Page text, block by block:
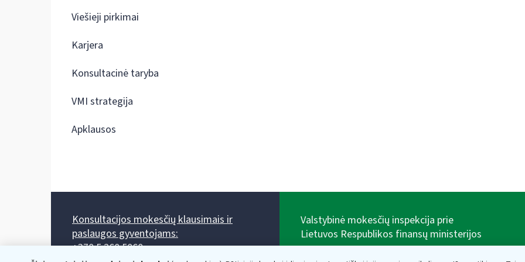
Viešieji pirkimai
Karjera
Konsultacinė taryba
VMI strategija
Apklausos
Konsultacijos mokesčių klausimais ir
paslaugos gyventojams:
+370 5 260 5060
Valstybinė mokesčių inspekcija prie
Lietuvos Respublikos finansų ministerijos